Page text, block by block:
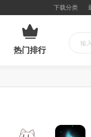
下载分类
热门排行